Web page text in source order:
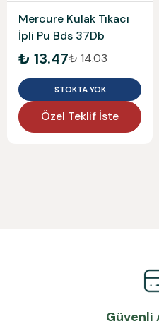
Mercure Kulak Tıkacı
İpli Pu Bds 37Db
₺ 13.47₺ 14.03
STOKTA YOK
Özel Teklif İste
Güvenli